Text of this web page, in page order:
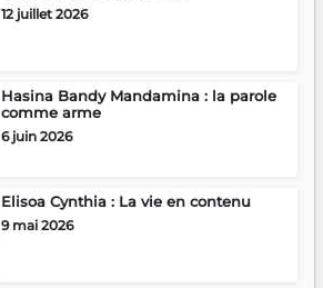
12 juillet 2026
Hasina Bandy Mandamina : la parole
comme arme
6 juin 2026
Elisoa Cynthia : La vie en contenu
9 mai 2026